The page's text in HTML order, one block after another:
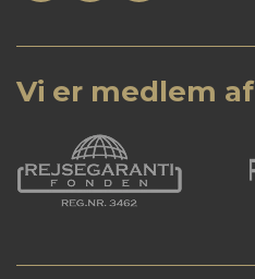
Vi er medlem af